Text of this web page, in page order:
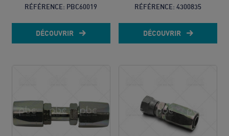
RÉFÉRENCE: PBC60019
DÉCOUVRIR
RÉFÉRENCE: 4300835
DÉCOUVRIR